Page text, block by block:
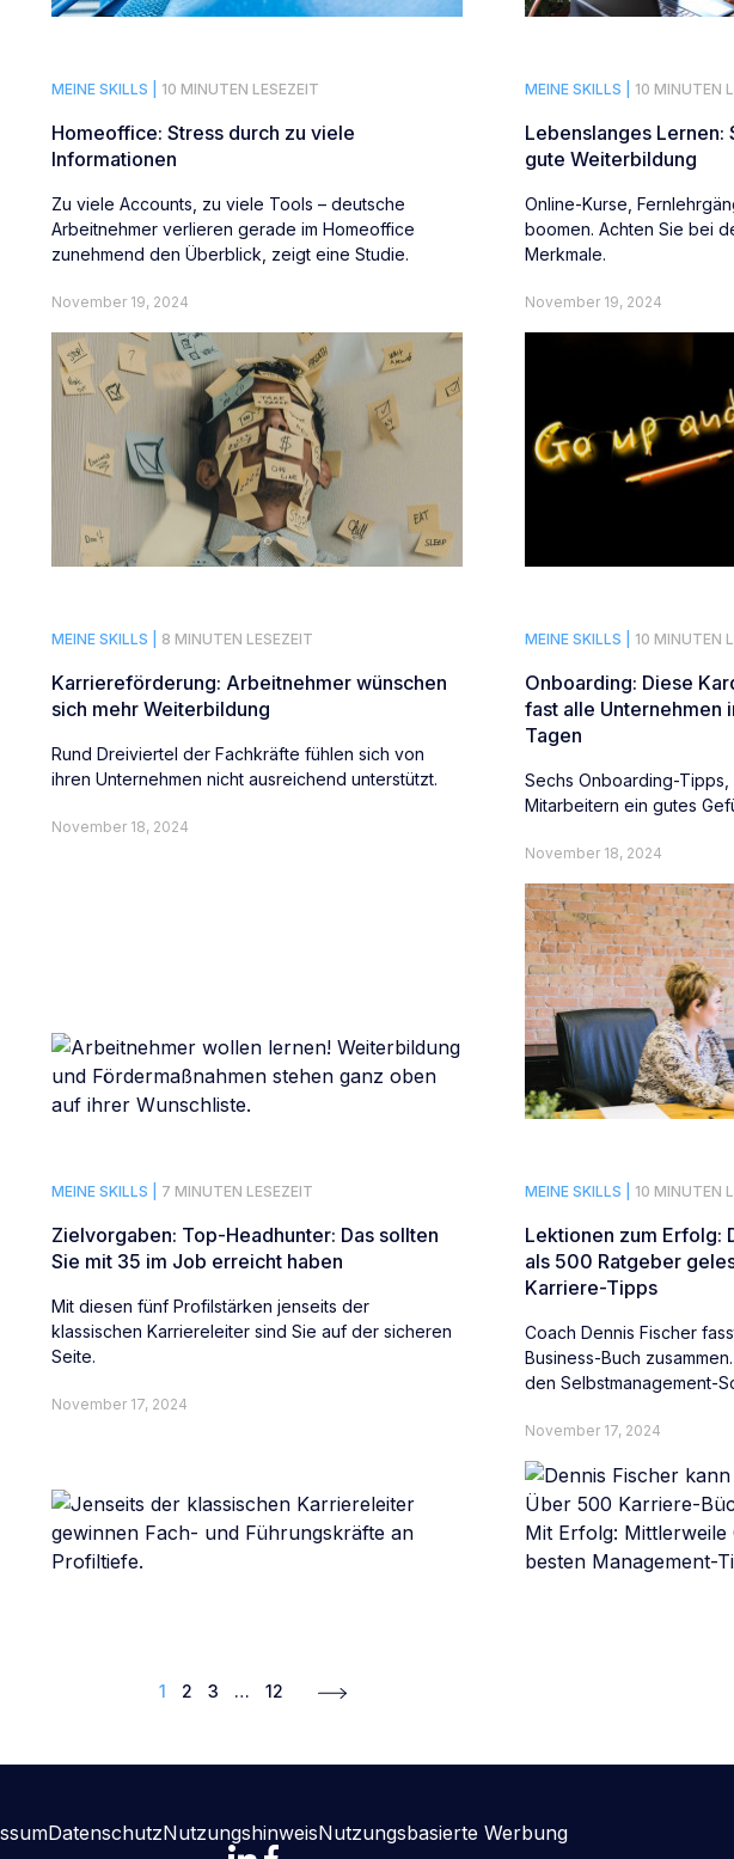
MEINE SKILLS | 10 MINUTEN LESEZEIT
Homeoffice: Stress durch zu viele
Informationen
Zu viele Accounts, zu viele Tools – deutsche
Arbeitnehmer verlieren gerade im Homeoffice
zunehmend den Überblick, zeigt eine Studie.
November 19, 2024
MEINE SKILLS | 10 MINUTEN
Lebenslanges Lernen:
gute Weiterbildung
Online-Kurse,
boomen. Achten Sie bei
Merkmale.
November 19, 2024
MEINE SKILLS | 8 MINUTEN LESEZEIT
Karriereförderung: Arbeitnehmer wünschen
sich mehr Weiterbildung
Rund Dreiviertel der Fachkräfte fühlen sich von
ihren Unternehmen nicht ausreichend unterstützt.
November 18, 2024
MEINE SKILLS | 10 MINUTEN
Onboarding: Diese
fast alle Unternehmen
Tagen
Sechs Onboarding-
Mitarbeitern ein gutes
November 18, 2024
MEINE SKILLS | 7 MINUTEN LESEZEIT
Zielvorgaben: Top-Headhunter: Das sollten
Sie mit 35 im Job erreicht haben
Mit diesen fünf Profilstärken jenseits der
klassischen Karriereleiter sind Sie auf der sicheren
Seite.
November 17, 2024
MEINE SKILLS | 10 MINUTEN
Lektionen zum Erfolg:
als 500 Ratgeber
Karriere-Tipps
Coach Dennis Fischer
Business-Buch
den Selbstmanagement-
November 17, 2024
1 2 3 … 12
DatenschutzNutzungshinweisNutzungsbasierte Werbung